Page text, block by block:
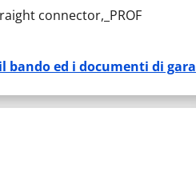
connector,_PROF
bando ed i documenti di gara